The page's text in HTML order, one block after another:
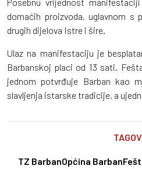
domaćih proizvoda, uglavnom s
drugih dijelova Istre i šire.
Ulaz na manifestaciju je
Barbanskoj placi od 13 sati.
jednom potvrđuje Barban kao
slavljenja istarske tradicije, a
TZ BarbanOpćina Barban